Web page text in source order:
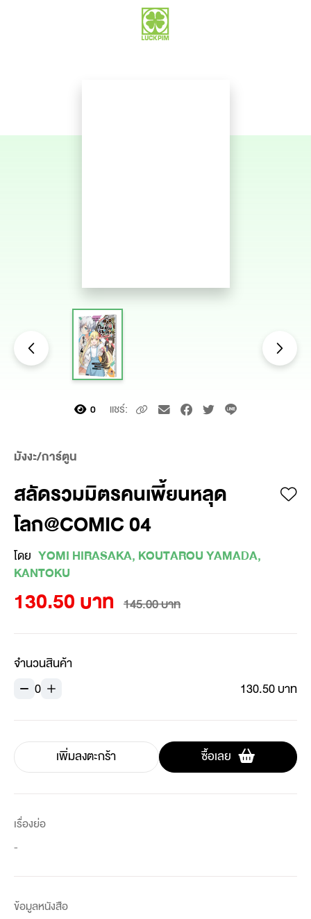
0 แชร์:
มังงะ/การ์ตูน
สลัดรวมมิตรคนเพี้ยนหลุด
โลก@COMIC 04
โดย YOMI HIRASAKA, KOUTAROU YAMADA,
KANTOKU
130.50 บาท 145.00 บาท
จำนวนสินค้า
0
130.50 บาท
เพิ่มลงตะกร้า ซื้อเลย
เรื่องย่อ
-
ข้อมูลหนังสือ